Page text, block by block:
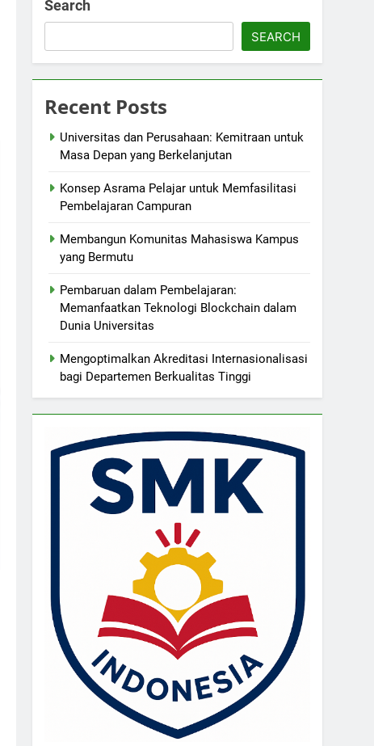
Search
SEARCH
Recent Posts
Universitas dan Perusahaan: Kemitraan untuk
Masa Depan yang Berkelanjutan
Konsep Asrama Pelajar untuk Memfasilitasi
Pembelajaran Campuran
Membangun Komunitas Mahasiswa Kampus
yang Bermutu
Pembaruan dalam Pembelajaran:
Memanfaatkan Teknologi Blockchain dalam
Dunia Universitas
Mengoptimalkan Akreditasi Internasionalisasi
bagi Departemen Berkualitas Tinggi